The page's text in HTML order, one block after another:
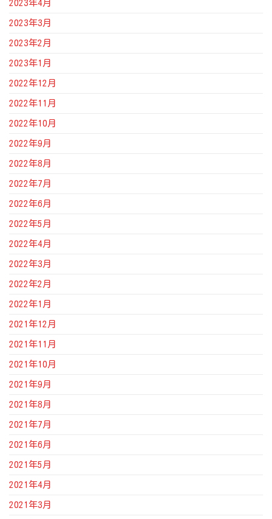
2023年4月
2023年3月
2023年2月
2023年1月
2022年12月
2022年11月
2022年10月
2022年9月
2022年8月
2022年7月
2022年6月
2022年5月
2022年4月
2022年3月
2022年2月
2022年1月
2021年12月
2021年11月
2021年10月
2021年9月
2021年8月
2021年7月
2021年6月
2021年5月
2021年4月
2021年3月